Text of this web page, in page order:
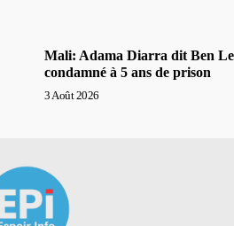
Mali: Adama Diarra dit Ben
condamné à 5 ans de prison
3 Août 2026